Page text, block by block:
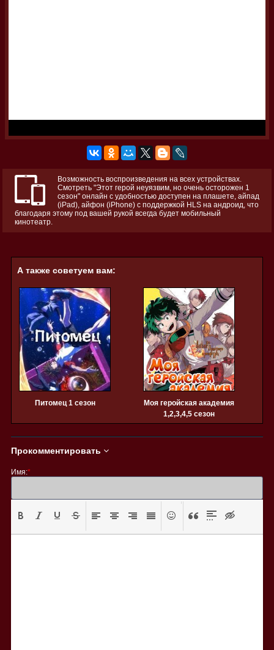
Возможность воспроизведения на всех устройствах.
Смотреть "Этот герой неуязвим, но очень осторожен 1
сезон" онлайн с удобностью доступен на плашете, айпад
(iPad), айфон (iPhone) с поддержкой HLS на андроид, что
благодаря этому под вашей рукой всегда будет мобильный
кинотеатр.
А также советуем вам:
Питомец 1 сезон
Моя геройская академия
1,2,3,4,5 сезон
Прокомментировать
Имя:*